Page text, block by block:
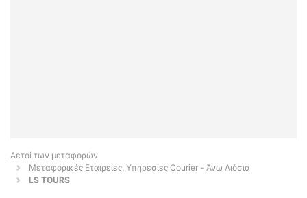
Αετοί των μεταφορών
Μεταφορικές Εταιρείες, Υπηρεσίες Courier - Άνω Λιόσια
LS TOURS